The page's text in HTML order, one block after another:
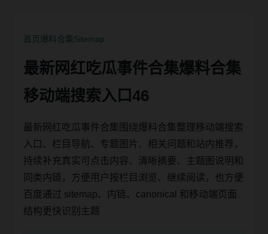
首页 爆料合集Sitemap
最新网红吃瓜事件合集爆料合集
移动端搜索入口46
最新网红吃瓜事件合集围绕爆料合集整理移动端搜索
入口、栏目导航、专题图片、相关问题和站内推荐，
持续补充真实可点击内容、清晰摘要、主题图说明和
同类内链，方便用户按栏目浏览、继续阅读，也方便
百度通过 sitemap、内链、canonical 和移动端页面
结构更快识别主题